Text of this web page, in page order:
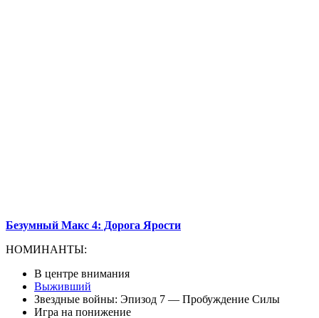
Безумный Макс 4: Дорога Ярости
НОМИНАНТЫ:
В центре внимания
Выживший
Звездные войны: Эпизод 7 — Пробуждение Силы
Игра на понижение